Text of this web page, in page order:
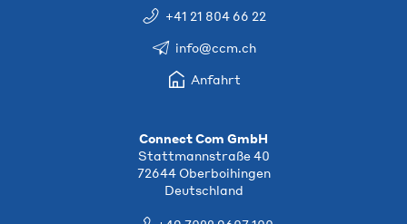
+41 21 804 66 22
info@ccm.ch
Anfahrt
Connect Com GmbH
Stattmannstraße 40
72644 Oberboihingen
Deutschland